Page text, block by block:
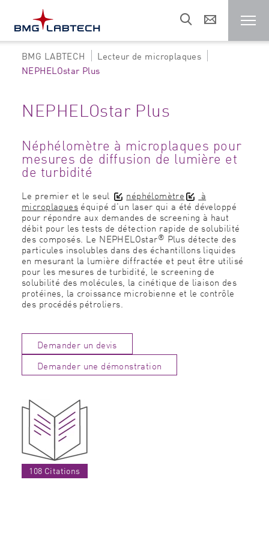
Lecteur de microplaques
Clients
Domaines de recherche
Service
Entreprise
BMG LABTECH
Lecteur de microplaques
NEPHELOstar Plus
NEPHELOstar Plus
Néphélomètre à microplaques pour
mesures de diffusion de lumière et
de turbidité
Le premier et le seul néphélomètre à
microplaques équipé d'un laser qui a été développé
pour répondre aux demandes de screening à haut
débit pour les tests de détection rapide de solubilité
des composés. Le NEPHELOstar® Plus détecte des
particules insolubles dans des échantillons liquides
en mesurant la lumière diffractée et peut être utilisé
pour les mesures de turbidité, le screening de
solubilité des molécules, la cinétique de liaison des
protéines, la croissance microbienne et le contrôle
des procédés pétroliers.
Demander un devis
Demander une démonstration
108 Citations